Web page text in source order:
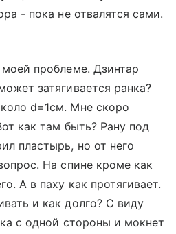
- пока не отвалятся сами.
проблеме. Дзинтар
затягивается ранка?
d=1см. Мне скоро
как там быть? Рану под
пластырь, но от него
На спине кроме как
А в паху как протягивает.
и как долго? С виду
с одной стороны и мокнет